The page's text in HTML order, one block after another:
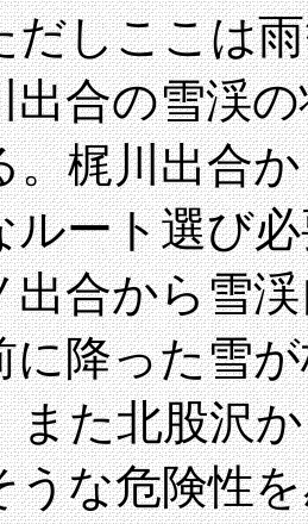
だしここは
出合の雪渓
。梶川出合
ルート選び
合から雪渓
に降った雪
また北股沢
うな危険性